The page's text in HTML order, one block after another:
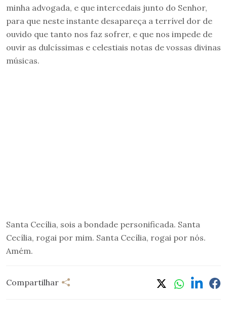
minha advogada, e que intercedais junto do Senhor,
para que neste instante desapareça a terrível dor de
ouvido que tanto nos faz sofrer, e que nos impede de
ouvir as dulcíssimas e celestiais notas de vossas divinas
músicas.
Santa Cecília, sois a bondade personificada. Santa
Cecília, rogai por mim. Santa Cecília, rogai por nós.
Amém.
Compartilhar